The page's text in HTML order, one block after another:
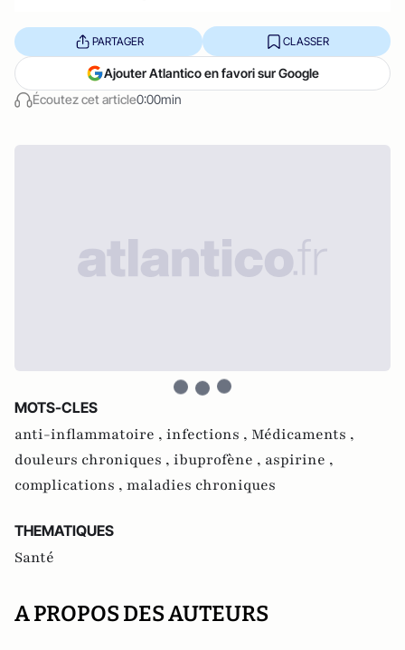
Écoutez cet article0:00min
PARTAGER CLASSER
Ajouter Atlantico en favori sur Google
MOTS-CLES
anti-inflammatoire , infections , Médicaments ,
douleurs chroniques , ibuprofène , aspirine ,
complications , maladies chroniques
THEMATIQUES
Santé
A PROPOS DES AUTEURS